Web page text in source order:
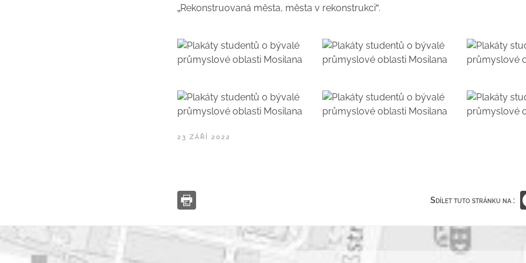
„Rekonstruovaná města, města v rekonstrukci“.
PUBLIKOVÁNO
23 ZÁŘÍ 2022
Sdílet tuto stránku na :